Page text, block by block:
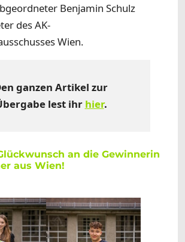
Benjamin Schulz
des AK-
Wien.
ganzen Artikel zur
lest ihr hier.
an die Gewinnerin
aus Wien!